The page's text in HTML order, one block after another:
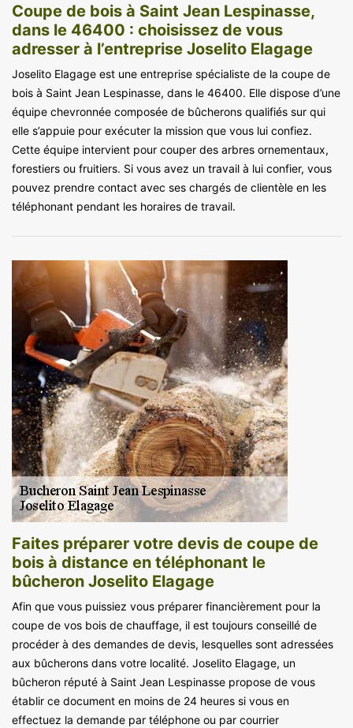
Coupe de bois à Saint Jean Lespinasse,
dans le 46400 : choisissez de vous
adresser à l’entreprise Joselito Elagage
Joselito Elagage est une entreprise spécialiste de la coupe de
bois à Saint Jean Lespinasse, dans le 46400. Elle dispose d’une
équipe chevronnée composée de bûcherons qualifiés sur qui
elle s’appuie pour exécuter la mission que vous lui confiez.
Cette équipe intervient pour couper des arbres ornementaux,
forestiers ou fruitiers. Si vous avez un travail à lui confier, vous
pouvez prendre contact avec ses chargés de clientèle en les
téléphonant pendant les horaires de travail.
Faites préparer votre devis de coupe de
bois à distance en téléphonant le
bûcheron Joselito Elagage
Afin que vous puissiez vous préparer financièrement pour la
coupe de vos bois de chauffage, il est toujours conseillé de
procéder à des demandes de devis, lesquelles sont adressées
aux bûcherons dans votre localité. Joselito Elagage, un
bûcheron réputé à Saint Jean Lespinasse propose de vous
établir ce document en moins de 24 heures si vous en
effectuez la demande par téléphone ou par courrier